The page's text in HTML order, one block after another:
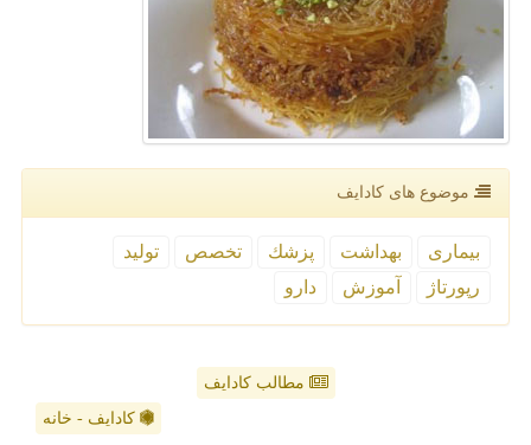
موضوع های كادایف
بیماری بهداشت پزشك تخصص
تولید
رپورتاژ
آموزش دارو
مطالب کادایف
کادایف - خانه